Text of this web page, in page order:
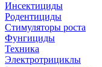
Инсектициды
Родентициды
Стимуляторы роста
Фунгициды
Техника
Электротрициклы